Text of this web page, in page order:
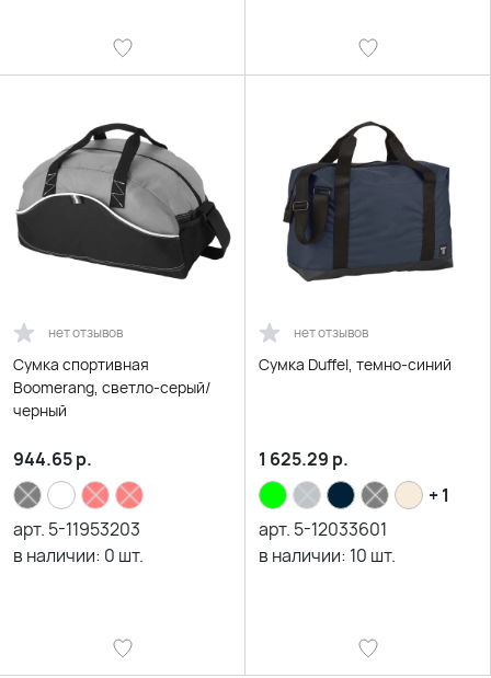
нет отзывов
Сумка спортивная
Boomerang, светло-серый/
черный
944.65р.
арт. 5-11953203
в наличии: 0 шт.
нет отзывов
Сумка Duffel, темно-синий
1 625.29 р.
+ 1
арт. 5-12033601
в наличии: 10 шт.